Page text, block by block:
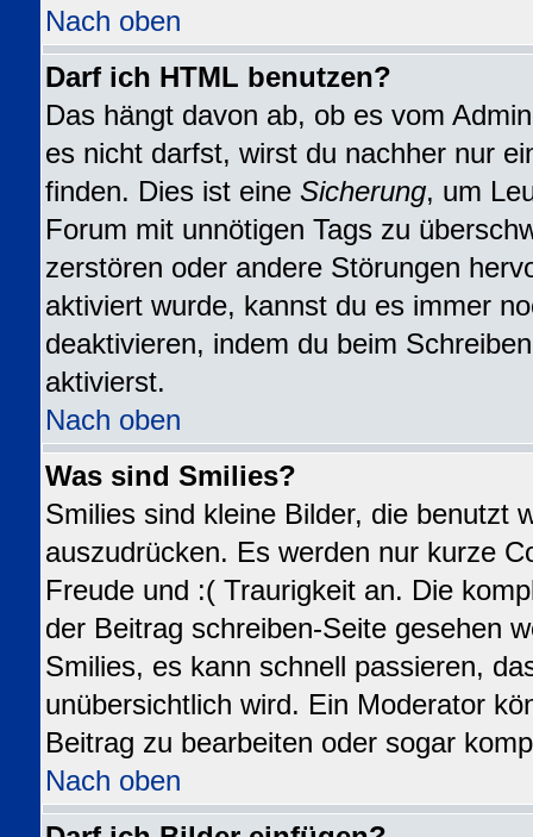
Nach oben
Darf ich HTML benutzen?
Das hängt davon ab, ob es vom
es nicht darfst, wirst du nachher nur
finden. Dies ist eine Sicherung, um
Forum mit unnötigen Tags zu
zerstören oder andere Störungen
aktiviert wurde, kannst du es immer
deaktivieren, indem du beim
aktivierst.
Nach oben
Was sind Smilies?
Smilies sind kleine Bilder, die benutzt
auszudrücken. Es werden nur kurze
Freude und :( Traurigkeit an. Die
der Beitrag schreiben-Seite gesehen
Smilies, es kann schnell passieren,
unübersichtlich wird. Ein Moderator
Beitrag zu bearbeiten oder sogar
Nach oben